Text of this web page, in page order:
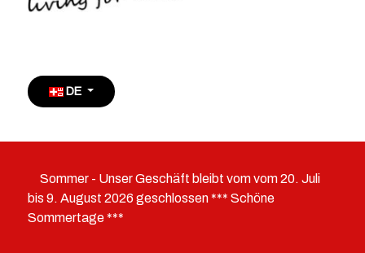
Sprache auswählen
DE
Sommer - Unser Geschäft bleibt vom vom 20. Juli
bis 9. August 2026 geschlossen *** Schöne
Sommertage ***